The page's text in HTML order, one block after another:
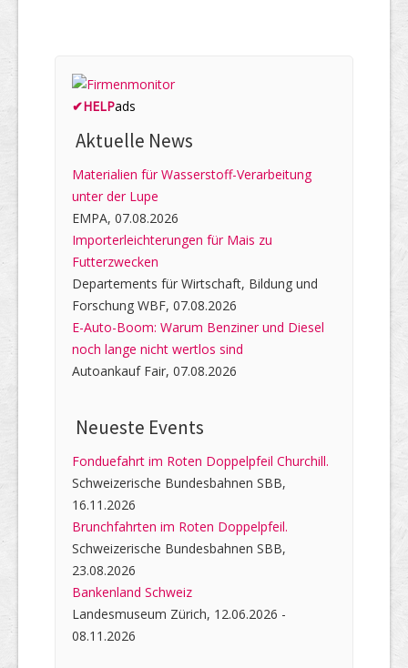
✔HELPads
Aktuelle News
Materialien für Wasserstoff-Verarbeitung
unter der Lupe
EMPA, 07.08.2026
Importerleichterungen für Mais zu
Futterzwecken
Departements für Wirtschaft, Bildung und
Forschung WBF, 07.08.2026
E-Auto-Boom: Warum Benziner und Diesel
noch lange nicht wertlos sind
Autoankauf Fair, 07.08.2026
Neueste Events
Fonduefahrt im Roten Doppelpfeil Churchill.
Schweizerische Bundesbahnen SBB,
16.11.2026
Brunchfahrten im Roten Doppelpfeil.
Schweizerische Bundesbahnen SBB,
23.08.2026
Bankenland Schweiz
Landesmuseum Zürich, 12.06.2026 -
08.11.2026